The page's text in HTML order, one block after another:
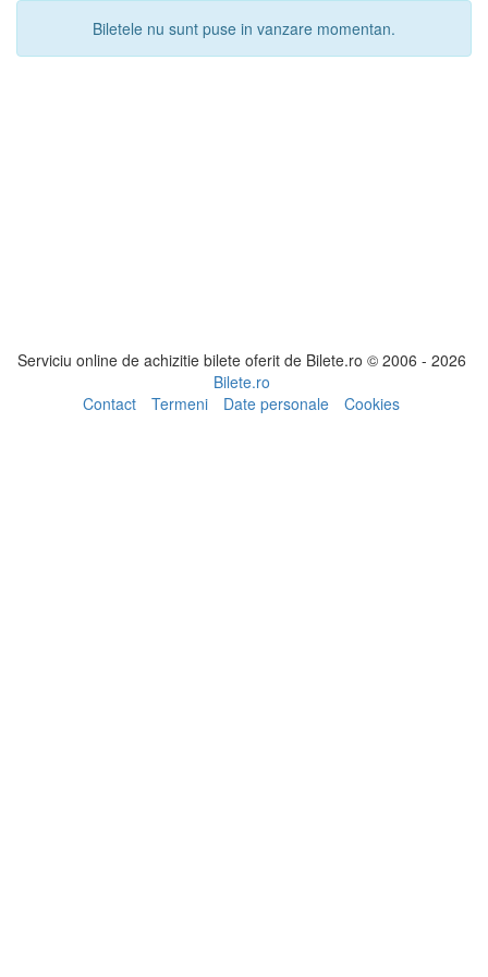
Biletele nu sunt puse in vanzare momentan.
Serviciu online de achizitie bilete oferit de Bilete.ro © 2006 - 2026
Bilete.ro
Contact
Termeni Date personale Cookies